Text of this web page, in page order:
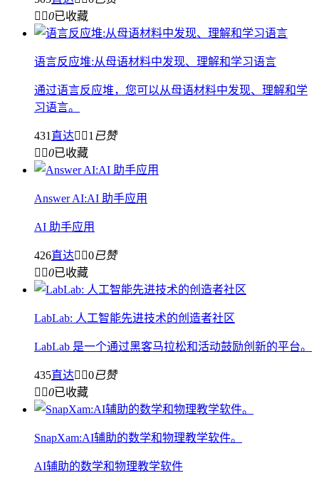
 0已收藏
语言反应堆:从母语材料中发现、理解和学习语言
通过语言反应堆，您可以从母语材料中发现、理解和学
习语言。
431 直达 1 已赞
 0已收藏
Answer AI:AI 助手应用
AI 助手应用
426直达 0已赞
 0已收藏
LabLab: 人工智能先进技术的创造者社区
LabLab 是一个通过黑客马拉松和活动鼓励创新的平台。
435直达 0已赞
 0已收藏
SnapXam:AI辅助的数学和物理教学软件。
AI辅助的数学和物理教学软件